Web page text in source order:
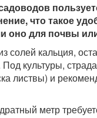
что такое
оно для почвы
солей кальция,
культуры,
листвы) и
метр